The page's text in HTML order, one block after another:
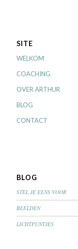
SITE
WELKOM
COACHING
OVER ARTHUR
BLOG
CONTACT
BLOG
STEL JE EENS VOOR
BEELDEN
LICHTPUNTJES